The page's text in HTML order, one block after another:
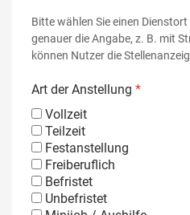
Bitte wählen Sie einen
genauer die Angabe, z. B. mit
können Nutzer die
Art der Anstellung *
Vollzeit
Teilzeit
Festanstellung
Freiberuflich
Befristet
Unbefristet